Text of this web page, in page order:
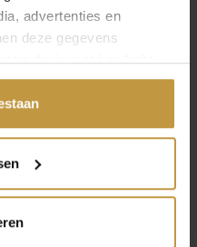
advertenties en
deze gegevens
die je met hen hebt
via jouw gebruik van